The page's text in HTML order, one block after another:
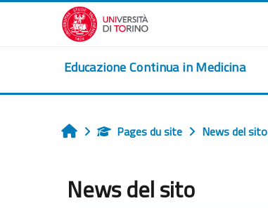
Passer au contenu principal
Educazione Continua in Medicina
AccueilPages du site News del sito
News del sito